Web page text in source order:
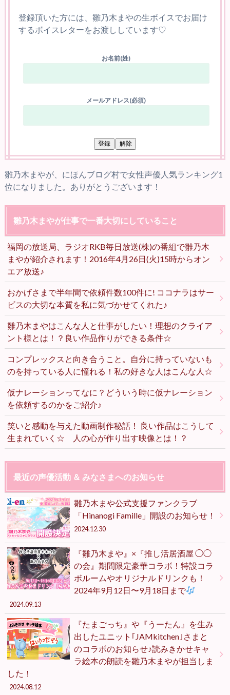
登録頂いた方には、雛乃木まやの生ボイスでお届け
するボイスレターをお渡ししています♡
お名前(姓)
メールアドレス(必須)
雛乃木まやが、にほんブログ村で女性声優人気ランキング1
位になりました。ありがとうございます！
雛乃木まやが仕事で一番大切にしていること
福岡の放送局、ラジオRKB毎日放送(株)の番組で雛乃木
まやが紹介されます！2016年4月26日(火)15時からオン
エア放送♪
おかげさまで半年間で依頼件数100件に! ココナラはサー
ビスの大切な本質を私に気づかせてくれた♪
雛乃木まやはこんな人と仕事がしたい！理想のクライア
ント様とは！？良い作品作りができる条件☆
コンプレックスと向き合うこと。自分に持っていないも
のを持っている人に憧れる！私の好きな人はこんな人☆
仮ナレーションってなに？どういう時に仮ナレーション
を依頼するのかをご紹介♪
笑いと感動を与えた動画制作秘話！ 良い作品はこうして
生まれていく☆ 人の心が作り出す映像とは！？
最近の声優活動 ＆ みなさまへのお知らせ
雛乃木まや公式支援ファンクラブ
「Hinanogi Famille」開設のお知らせ！
2024.12.30
『雛乃木まや』×『推し活居酒屋 ◯◯
の会』期間限定豪華コラボ！特設コラ
ボルームやオリジナルドリンクも！
2024年9月12日〜9月18日まで
2024.09.13
『たまごっち』や『うーたん』を生み
出したユニット｢JAMkitchen｣さまと
のコラボのお知らせ♪読みきかせキャ
ラ絵本の朗読を雛乃木まやが担当しま
した！
2024.08.12